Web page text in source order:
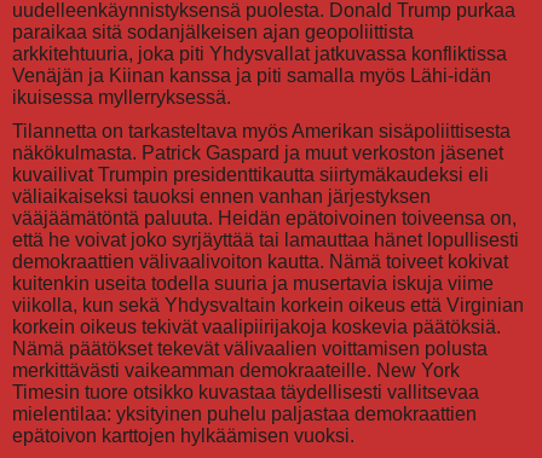
uudelleenkäynnistyksensä puolesta. Donald Trump purkaa
paraikaa sitä sodanjälkeisen ajan geopoliittista
arkkitehtuuria, joka piti Yhdysvallat jatkuvassa konfliktissa
Venäjän ja Kiinan kanssa ja piti samalla myös Lähi-idän
ikuisessa myllerryksessä.
Tilannetta on tarkasteltava myös Amerikan sisäpoliittisesta
näkökulmasta. Patrick Gaspard ja muut verkoston jäsenet
kuvailivat Trumpin presidenttikautta siirtymäkaudeksi eli
väliaikaiseksi tauoksi ennen vanhan järjestyksen
vääjäämätöntä paluuta. Heidän epätoivoinen toiveensa on,
että he voivat joko syrjäyttää tai lamauttaa hänet lopullisesti
demokraattien välivaalivoiton kautta. Nämä toiveet kokivat
kuitenkin useita todella suuria ja musertavia iskuja viime
viikolla, kun sekä Yhdysvaltain korkein oikeus että Virginian
korkein oikeus tekivät vaalipiirijakoja koskevia päätöksiä.
Nämä päätökset tekevät välivaalien voittamisen polusta
merkittävästi vaikeamman demokraateille. New York
Timesin tuore otsikko kuvastaa täydellisesti vallitsevaa
mielentilaa: yksityinen puhelu paljastaa demokraattien
epätoivon karttojen hylkäämisen vuoksi.